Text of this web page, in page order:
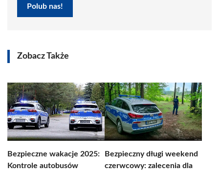
Polub nas!
Zobacz Także
Bezpieczne wakacje 2025:
Kontrole autobusów
Bezpieczny długi weekend
czerwcowy: zalecenia dla